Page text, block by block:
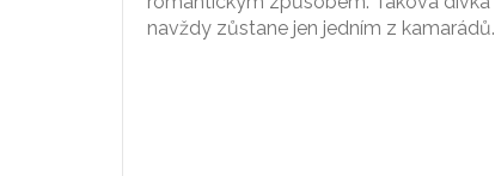
navždy zůstane jen jedním z kamarádů.